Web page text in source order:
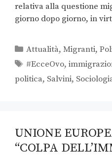
relativa alla questione
giorno dopo giorno, in
Attualità,Migranti,
#EcceOvo,
politica, Salvini,
UNIONE
“COLPA